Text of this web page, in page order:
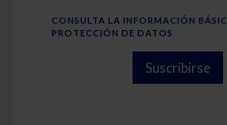
CONSULTA LA INFORMACIÓN
PROTECCIÓN DE DATOS
Suscribirse